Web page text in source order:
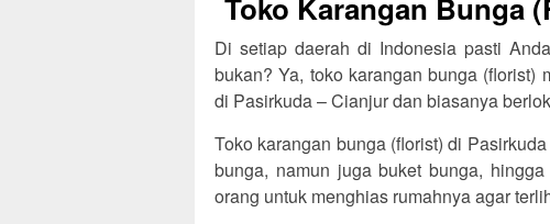
Di setiap daerah di Indonesia pasti
bukan? Ya, toko karangan bunga (florist)
di Pasirkuda – Cianjur dan biasanya
Toko karangan bunga (florist) di
bunga, namun juga buket bunga,
orang untuk menghias rumahnya agar